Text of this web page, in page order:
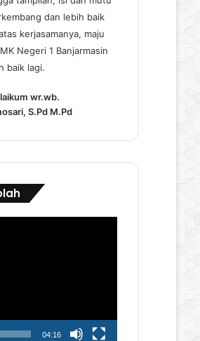
dan lebih baik
kerjasamanya, maju
Negeri 1 Banjarmasin
baik lagi.
wr.wb.
S.Pd M.Pd
04:16